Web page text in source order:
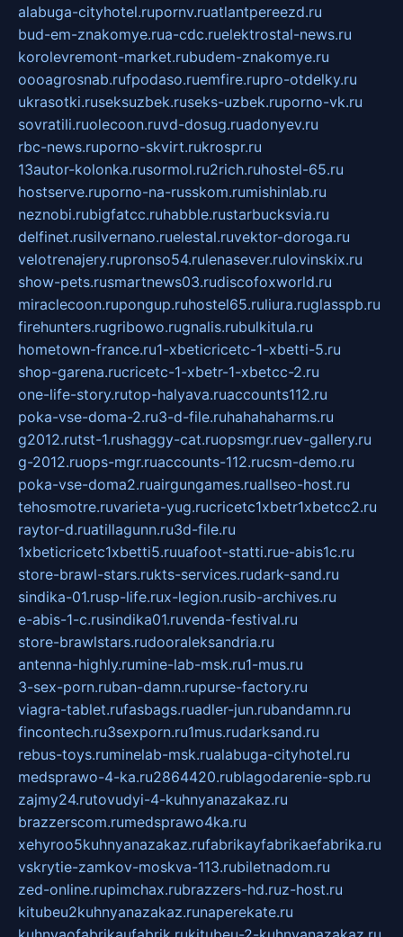
alabuga-cityhotel.rupornv.ruatlantpereezd.ru
bud-em-znakomye.rua-cdc.ruelektrostal-news.ru
korolevremont-market.rubudem-znakomye.ru
oooagrosnab.rufpodaso.ruemfire.rupro-otdelky.ru
ukrasotki.ruseksuzbek.ruseks-uzbek.ruporno-vk.ru
sovratili.ruolecoon.ruvd-dosug.ruadonyev.ru
rbc-news.ruporno-skvirt.rukrospr.ru
13autor-kolonka.rusormol.ru2rich.ruhostel-65.ru
hostserve.ruporno-na-russkom.rumishinlab.ru
neznobi.rubigfatcc.ruhabble.rustarbucksvia.ru
delfinet.rusilvernano.ruelestal.ruvektor-doroga.ru
velotrenajery.rupronso54.rulenasever.rulovinskix.ru
show-pets.rusmartnews03.rudiscofoxworld.ru
miraclecoon.rupongup.ruhostel65.ruliura.ruglasspb.ru
firehunters.rugribowo.rugnalis.rubulkitula.ru
hometown-france.ru1-xbeticricetc-1-xbetti-5.ru
shop-garena.rucricetc-1-xbetr-1-xbetcc-2.ru
one-life-story.rutop-halyava.ruaccounts112.ru
poka-vse-doma-2.ru3-d-file.ruhahahaharms.ru
g2012.rutst-1.rushaggy-cat.ruopsmgr.ruev-gallery.ru
g-2012.ruops-mgr.ruaccounts-112.rucsm-demo.ru
poka-vse-doma2.ruairgungames.ruallseo-host.ru
tehosmotre.ruvarieta-yug.rucricetc1xbetr1xbetcc2.ru
raytor-d.ruatillagunn.ru3d-file.ru
1xbeticricetc1xbetti5.ruuafoot-statti.rue-abis1c.ru
store-brawl-stars.rukts-services.rudark-sand.ru
sindika-01.rusp-life.rux-legion.rusib-archives.ru
e-abis-1-c.rusindika01.ruvenda-festival.ru
store-brawlstars.rudooraleksandria.ru
antenna-highly.rumine-lab-msk.ru1-mus.ru
3-sex-porn.ruban-damn.rupurse-factory.ru
viagra-tablet.rufasbags.ruadler-jun.rubandamn.ru
fincontech.ru3sexporn.ru1mus.rudarksand.ru
rebus-toys.ruminelab-msk.rualabuga-cityhotel.ru
medsprawo-4-ka.ru2864420.rublagodarenie-spb.ru
zajmy24.rutovudyi-4-kuhnyanazakaz.ru
brazzerscom.rumedsprawo4ka.ru
xehyroo5kuhnyanazakaz.rufabrikayfabrikaefabrika.ru
vskrytie-zamkov-moskva-113.rubiletnadom.ru
zed-online.rupimchax.rubrazzers-hd.ruz-host.ru
kitubeu2kuhnyanazakaz.runaperekate.ru